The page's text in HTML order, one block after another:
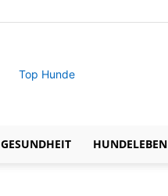
GESUNDHEIT HUNDELEBEN